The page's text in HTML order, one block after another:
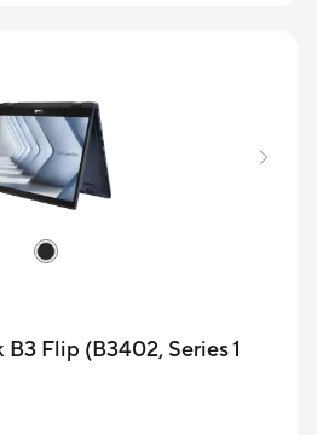
Flip (B3402, Series 1